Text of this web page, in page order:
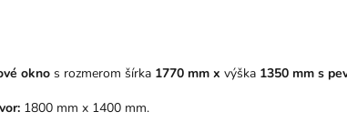
okno s rozmerom šírka 1770 mm x výška 1350 mm s
1800 mm x 1400 mm.